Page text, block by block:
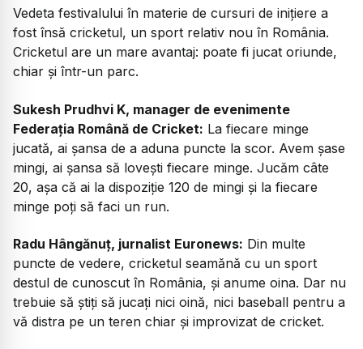
Vedeta festivalului în materie de cursuri de inițiere a
fost însă cricketul, un sport relativ nou în România.
Cricketul are un mare avantaj: poate fi jucat oriunde,
chiar și într-un parc.
Sukesh Prudhvi K, manager de evenimente
Federația Română de Cricket: La fiecare minge
jucată, ai șansa de a aduna puncte la scor. Avem șase
mingi, ai șansa să lovești fiecare minge. Jucăm câte
20, așa că ai la dispoziție 120 de mingi și la fiecare
minge poți să faci un run.
Radu Hângănuț, jurnalist Euronews: Din multe
puncte de vedere, cricketul seamănă cu un sport
destul de cunoscut în România, și anume oina. Dar nu
trebuie să știți să jucați nici oină, nici baseball pentru a
vă distra pe un teren chiar și improvizat de cricket.